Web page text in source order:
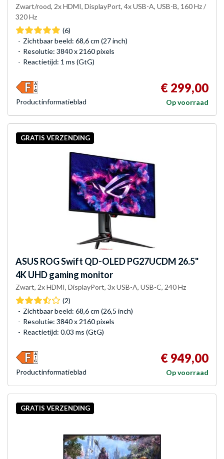
Zwart/rood, 2x HDMI, DisplayPort, 4x USB-A, USB-B, 160 Hz /
320 Hz
(6)
Zichtbaar beeld: 68,6 cm (27 inch)
Resolutie: 3840 x 2160 pixels
Reactietijd: 1 ms (GtG)
€ 299,00
Op voorraad
Product­informatieblad
GRATIS VERZENDING
ASUSROG Swift QD-OLED PG27UCDM 26.5"
4K UHD gaming monitor
Zwart, 2x HDMI, DisplayPort, 3x USB-A, USB-C, 240 Hz
(2)
Zichtbaar beeld: 68,6 cm (26,5 inch)
Resolutie: 3840 x 2160 pixels
Reactietijd: 0.03 ms (GtG)
€ 949,00
Op voorraad
Product­informatieblad
GRATIS VERZENDING